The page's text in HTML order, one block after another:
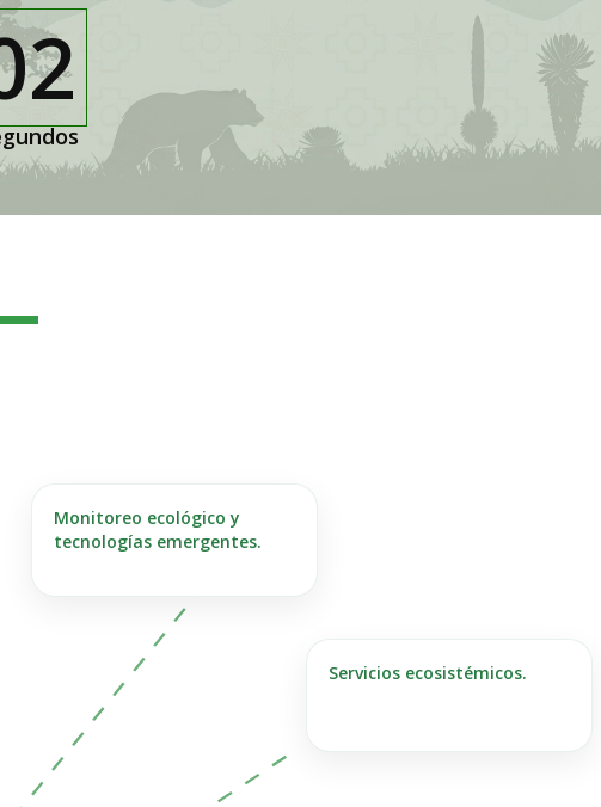
Monitoreo ecológico y
tecnologías emergentes.
Servicios ecosistémicos.